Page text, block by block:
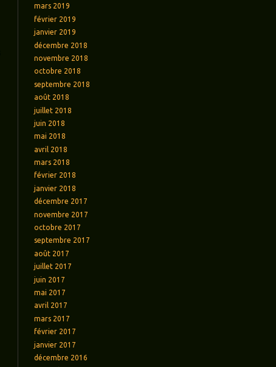
mars 2019
février 2019
janvier 2019
décembre 2018
novembre 2018
octobre 2018
septembre 2018
août 2018
juillet 2018
juin 2018
mai 2018
avril 2018
mars 2018
février 2018
janvier 2018
décembre 2017
novembre 2017
octobre 2017
septembre 2017
août 2017
juillet 2017
juin 2017
mai 2017
avril 2017
mars 2017
février 2017
janvier 2017
décembre 2016